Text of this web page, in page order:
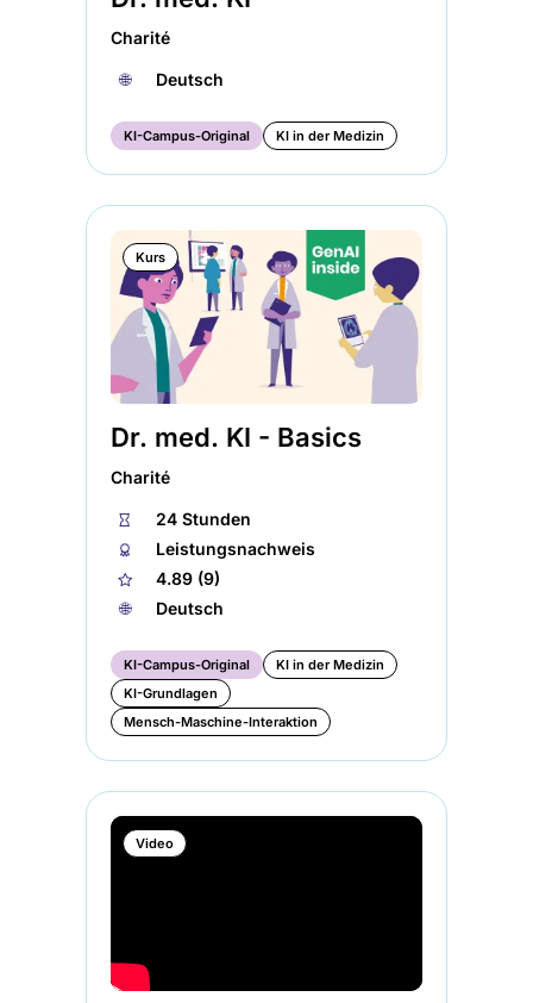
Charité
🌐︎ Deutsch
KI-Campus-Original KI in der Medizin
Kurs
Dr. med. KI - Basics
Charité
⏱
24 Stunden
🏅︎
Leistungsnachweis
★
4.89 (9)
🌐︎
Deutsch
KI-Campus-Original
KI in der Medizin
KI-Grundlagen
Mensch-Maschine-Interaktion
Video